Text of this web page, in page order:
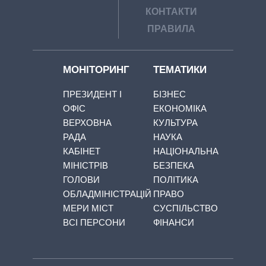
КОНТАКТИ
ПРАВИЛА
МОНІТОРИНГ
ПРЕЗИДЕНТ І
ОФІС
ВЕРХОВНА
РАДА
КАБІНЕТ
МІНІСТРІВ
ГОЛОВИ
ОБЛАДМІНІСТРАЦІЙ
МЕРИ МІСТ
ВСІ ПЕРСОНИ
ТЕМАТИКИ
БІЗНЕС
ЕКОНОМІКА
КУЛЬТУРА
НАУКА
НАЦІОНАЛЬНА
БЕЗПЕКА
ПОЛІТИКА
ПРАВО
СУСПІЛЬСТВО
ФІНАНСИ